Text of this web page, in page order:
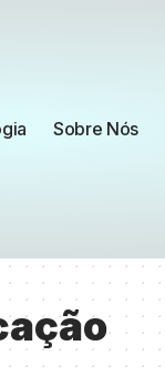
Sobre Nós